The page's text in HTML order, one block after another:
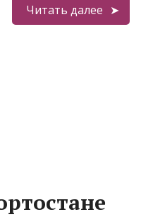
Читать далее